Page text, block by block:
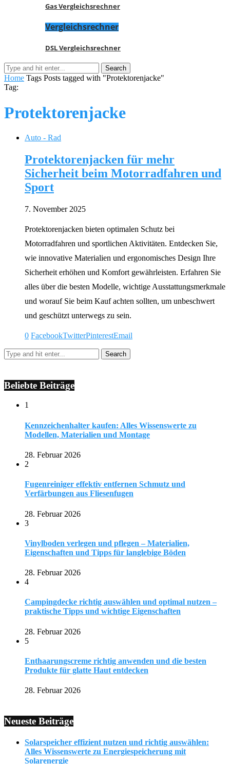
Gas Vergleichsrechner
Vergleichsrechner
DSL Vergleichsrechner
Home Tags Posts tagged with "Protektorenjacke"
Tag:
Protektorenjacke
Auto - Rad
Protektorenjacken für mehr
Sicherheit beim Motorradfahren und
Sport
7. November 2025
Protektorenjacken bieten optimalen Schutz bei
Motorradfahren und sportlichen Aktivitäten. Entdecken Sie,
wie innovative Materialien und ergonomisches Design Ihre
Sicherheit erhöhen und Komfort gewährleisten. Erfahren Sie
alles über die besten Modelle, wichtige Ausstattungsmerkmale
und worauf Sie beim Kauf achten sollten, um unbeschwert
und geschützt unterwegs zu sein.
0 FacebookTwitterPinterestEmail
Beliebte Beiträge
1
Kennzeichenhalter kaufen: Alles Wissenswerte zu
Modellen, Materialien und Montage
28. Februar 2026
2
Fugenreiniger effektiv entfernen Schmutz und
Verfärbungen aus Fliesenfugen
28. Februar 2026
3
Vinylboden verlegen und pflegen – Materialien,
Eigenschaften und Tipps für langlebige Böden
28. Februar 2026
4
Campingdecke richtig auswählen und optimal nutzen –
praktische Tipps und wichtige Eigenschaften
28. Februar 2026
5
Enthaarungscreme richtig anwenden und die besten
Produkte für glatte Haut entdecken
28. Februar 2026
Neueste Beiträge
Solarspeicher effizient nutzen und richtig auswählen:
Alles Wissenswerte zu Energiespeicherung mit
Solarenergie